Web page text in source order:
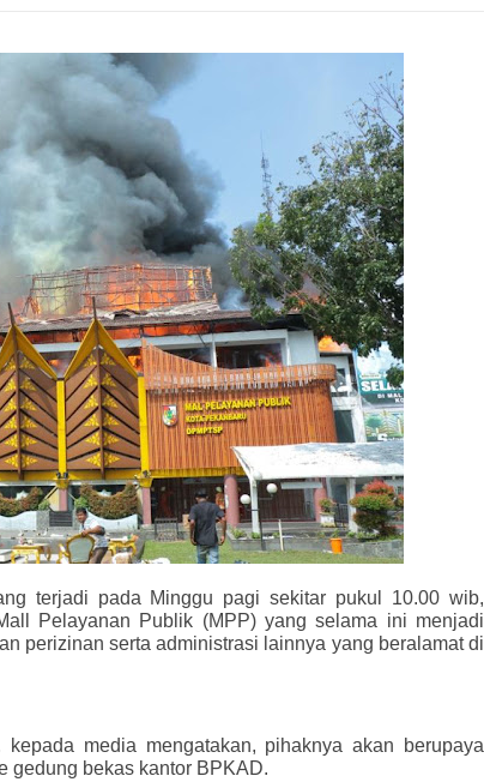
terjadi pada Minggu pagi sekitar pukul 10.00 wib,
Pelayanan Publik (MPP) yang selama ini menjadi
perizinan serta administrasi lainnya yang beralamat di
media mengatakan, pihaknya akan berupaya
gedung bekas kantor BPKAD.